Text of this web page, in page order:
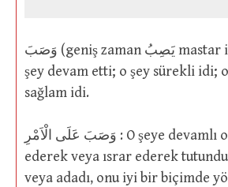
وَصَبَ (geniş zaman يَصِبُ mastar isim وُصُوبٌ): O
şey devam etti; o şey sürekli idi;
sağlam idi.
وَصَبَ عَلَى الْاَمْرِ : O şeye devamlı olarak, sebat
ederek veya ısrar ederek
veya adadı, onu iyi bir biçimde